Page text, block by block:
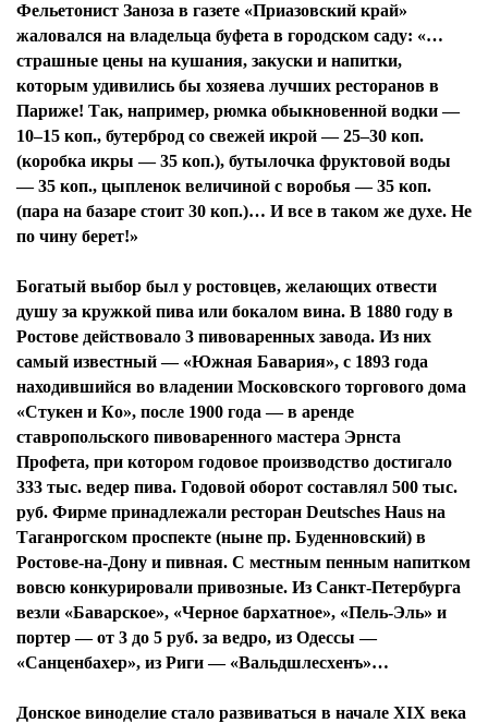
Фельетонист Заноза в газете «Приазовский край»
жаловался на владельца буфета в городском саду: «…
страшные цены на кушания, закуски и напитки,
которым удивились бы хозяева лучших ресторанов в
Париже! Так, например, рюмка обыкновенной водки —
10–15 коп., бутерброд со свежей икрой — 25–30 коп.
(коробка икры — 35 коп.), бутылочка фруктовой воды
— 35 коп., цыпленок величиной с воробья — 35 коп.
(пара на базаре стоит 30 коп.)… И все в таком же духе. Не
по чину берет!»
Богатый выбор был у ростовцев, желающих отвести
душу за кружкой пива или бокалом вина. В 1880 году в
Ростове действовало 3 пивоваренных завода. Из них
самый известный — «Южная Бавария», с 1893 года
находившийся во владении Московского торгового дома
«Стукен и Кo», после 1900 года — в аренде
ставропольского пивоваренного мастера Эрнста
Профета, при котором годовое производство достигало
333 тыс. ведер пива. Годовой оборот составлял 500 тыс.
руб. Фирме принадлежали ресторан Deutsches Haus на
Таганрогском проспекте (ныне пр. Буденновский) в
Ростове-на-Дону и пивная. С местным пенным напитком
вовсю конкурировали привозные. Из Санкт-Петербурга
везли «Баварское», «Черное бархатное», «Пель-Эль» и
портер — от 3 до 5 руб. за ведро, из Одессы —
«Санценбахер», из Риги — «Вальдшлесхенъ»…
Донское виноделие стало развиваться в начале XIX века